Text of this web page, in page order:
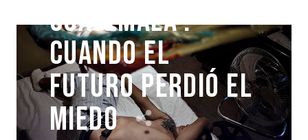
Guatemala :
cuando el
futuro perdió el
miedo